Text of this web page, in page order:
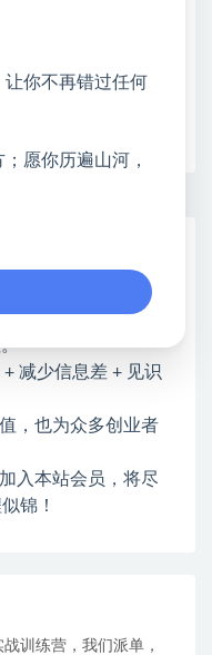
要面向互联网创业
减少信息差 + 见识
，也为众多创业者
入本站会员，将尽
锦！
训练营，我们派单，
让你不再错过任何
愿你历遍山河，